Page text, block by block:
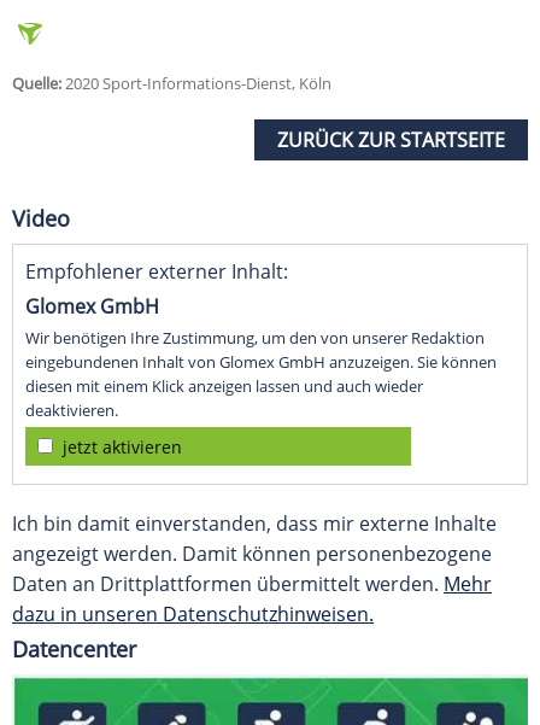
Quelle:2020 Sport-Informations-Dienst, Köln
ZURÜCK ZUR STARTSEITE
Video
Empfohlener externer Inhalt:
Glomex GmbH
Wir benötigen Ihre Zustimmung, um den von unserer Redaktion
eingebundenen Inhalt von Glomex GmbH anzuzeigen. Sie können
diesen mit einem Klick anzeigen lassen und auch wieder
deaktivieren.
jetzt aktivieren
Ich bin damit einverstanden, dass mir externe Inhalte
angezeigt werden. Damit können personenbezogene
Daten an Drittplattformen übermittelt werden. Mehr
dazu in unseren Datenschutzhinweisen.
Datencenter